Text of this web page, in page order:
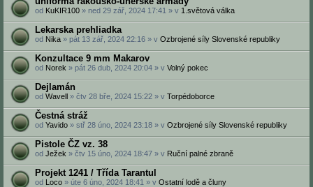
od KuKIR100 » ned 29 zář, 2024 17:41 » v 1.světová válka
Lekarska prehliadka
od Nika » pát 13 zář, 2024 22:16 » v Ozbrojené síly Slovenské republiky
Konzultace 9 mm Makarov
od Norek » pát 26 dub, 2024 20:04 » v Volný pokec
Dejlamán
od Wavell » čtv 28 bře, 2024 15:22 » v Torpédoborce
Čestná stráž
od Yavido » stř 28 úno, 2024 23:18 » v Ozbrojené síly Slovenské republiky
Pistole ČZ vz. 38
od Ježek » čtv 15 úno, 2024 18:47 » v Ruční palné zbraně
Projekt 1241 / Třída Tarantul
od Loco » úte 6 úno, 2024 18:41 » v Ostatní lodě a čluny